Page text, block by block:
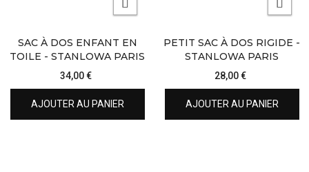
SAC À DOS ENFANT EN
TOILE - STANLOWA PARIS
34,00 €
AJOUTER AU PANIER
PETIT SAC À DOS RIGIDE -
STANLOWA PARIS
28,00 €
AJOUTER AU PANIER